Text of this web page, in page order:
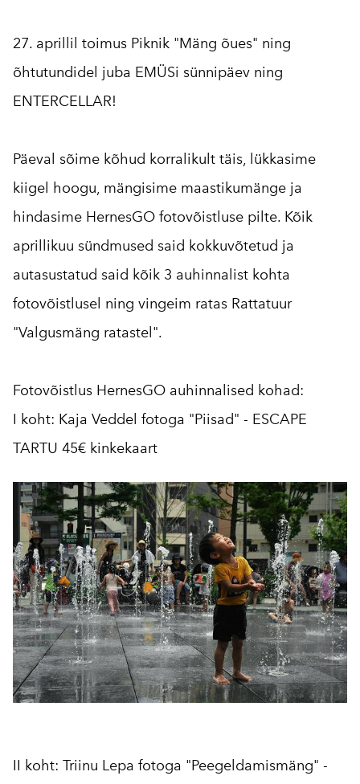
27. aprillil toimus Piknik "Mäng õues" ning
õhtutundidel juba EMÜSi sünnipäev ning
ENTERCELLAR!
Päeval sõime kõhud korralikult täis, lükkasime
kiigel hoogu, mängisime maastikumänge ja
hindasime HernesGO fotovõistluse pilte. Kõik
aprillikuu sündmused said kokkuvõtetud ja
autasustatud said kõik 3 auhinnalist kohta
fotovõistlusel ning vingeim ratas Rattatuur
"Valgusmäng ratastel".
Fotovõistlus HernesGO auhinnalised kohad:
I koht: Kaja Veddel fotoga "Piisad" - ESCAPE
TARTU 45€ kinkekaart
II koht: Triinu Lepa fotoga "Peegeldamismäng" -